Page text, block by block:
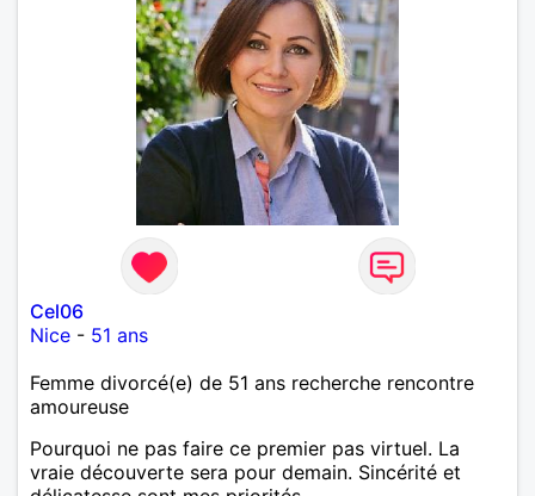
Cel06
Nice - 51 ans
Femme divorcé(e) de 51 ans recherche rencontre
amoureuse
Pourquoi ne pas faire ce premier pas virtuel. La
vraie découverte sera pour demain. Sincérité et